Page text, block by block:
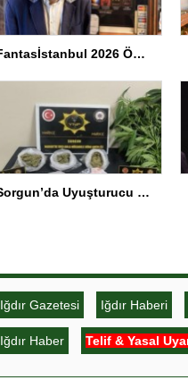
Fantasİstanbul 2026 Ödül Töreni Yapıldı
Sorgun’da Uyuşturucu Operasyonu
Iğdır Gazetesi Iğdır Haberi
Iğdır Haber Telif & Yasal